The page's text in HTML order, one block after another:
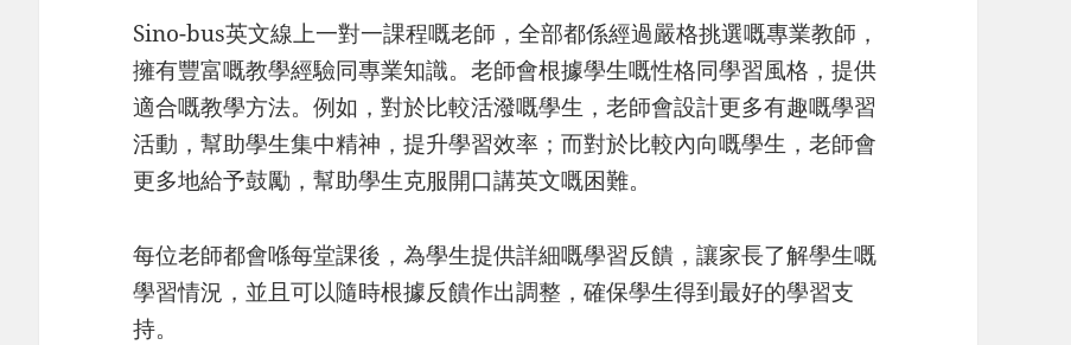
Sino-bus英文線上一對一課程嘅老師，全部都係經過嚴格挑選嘅專業教師，
擁有豐富嘅教學經驗同專業知識。老師會根據學生嘅性格同學習風格，提供
適合嘅教學方法。例如，對於比較活潑嘅學生，老師會設計更多有趣嘅學習
活動，幫助學生集中精神，提升學習效率；而對於比較內向嘅學生，老師會
更多地給予鼓勵，幫助學生克服開口講英文嘅困難。
每位老師都會喺每堂課後，為學生提供詳細嘅學習反饋，讓家長了解學生嘅
學習情況，並且可以隨時根據反饋作出調整，確保學生得到最好的學習支
持。